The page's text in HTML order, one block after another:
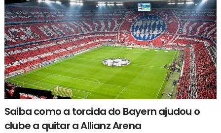
Saiba como a torcida do Bayern ajudou o
clube a quitar a Allianz Arena